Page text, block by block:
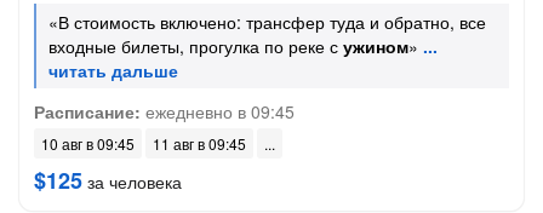
«В стоимость включено: трансфер туда и обратно, все
входные билеты, прогулка по реке с ужином»
Расписание: ежедневно в 09:45
10 авг в 09:45 11 авг в 09:45
$125 за человека